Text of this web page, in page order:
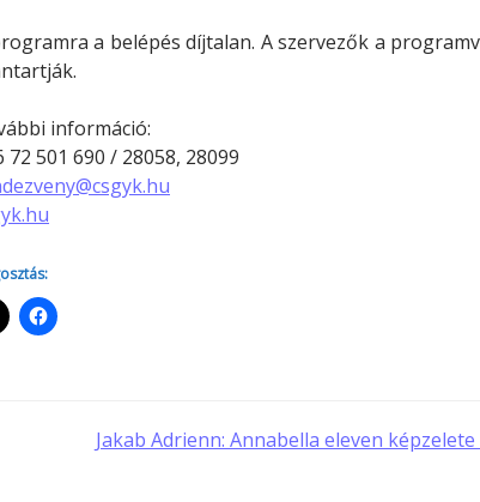
a belépés díjtalan. A szervezők a
információ:
72 501 690 / 28058, 28099
Jakab Adrienn: Annabella eleven